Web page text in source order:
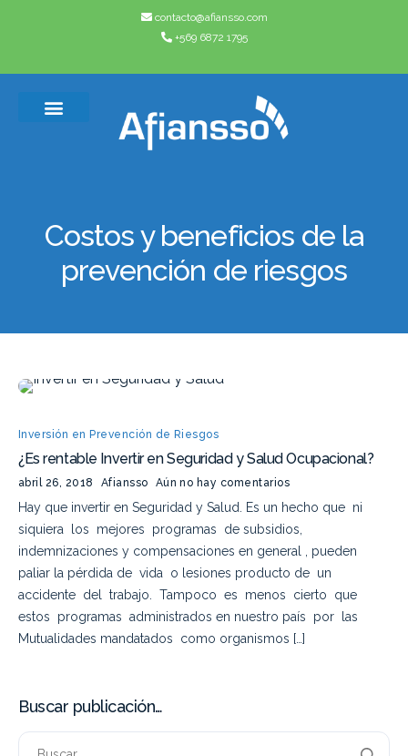
contacto@afiansso.com
+569 6872 1795
Costos y beneficios de la
prevención de riesgos
Inversión en Prevención de Riesgos
¿Es rentable Invertir en Seguridad y Salud Ocupacional?
abril 26, 2018 Afiansso Aún no hay comentarios
Hay que invertir en Seguridad y Salud. Es un hecho que ni
siquiera los mejores programas de subsidios,
indemnizaciones y compensaciones en general , pueden
paliar la pérdida de vida o lesiones producto de un
accidente del trabajo. Tampoco es menos cierto que
estos programas administrados en nuestro país por las
Mutualidades mandatados como organismos […]
Buscar publicación…